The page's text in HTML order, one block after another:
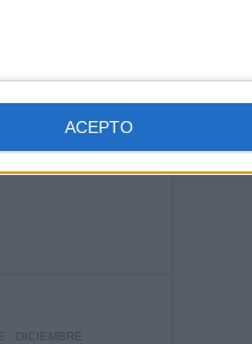
ACEPTO
DICIEMBRE